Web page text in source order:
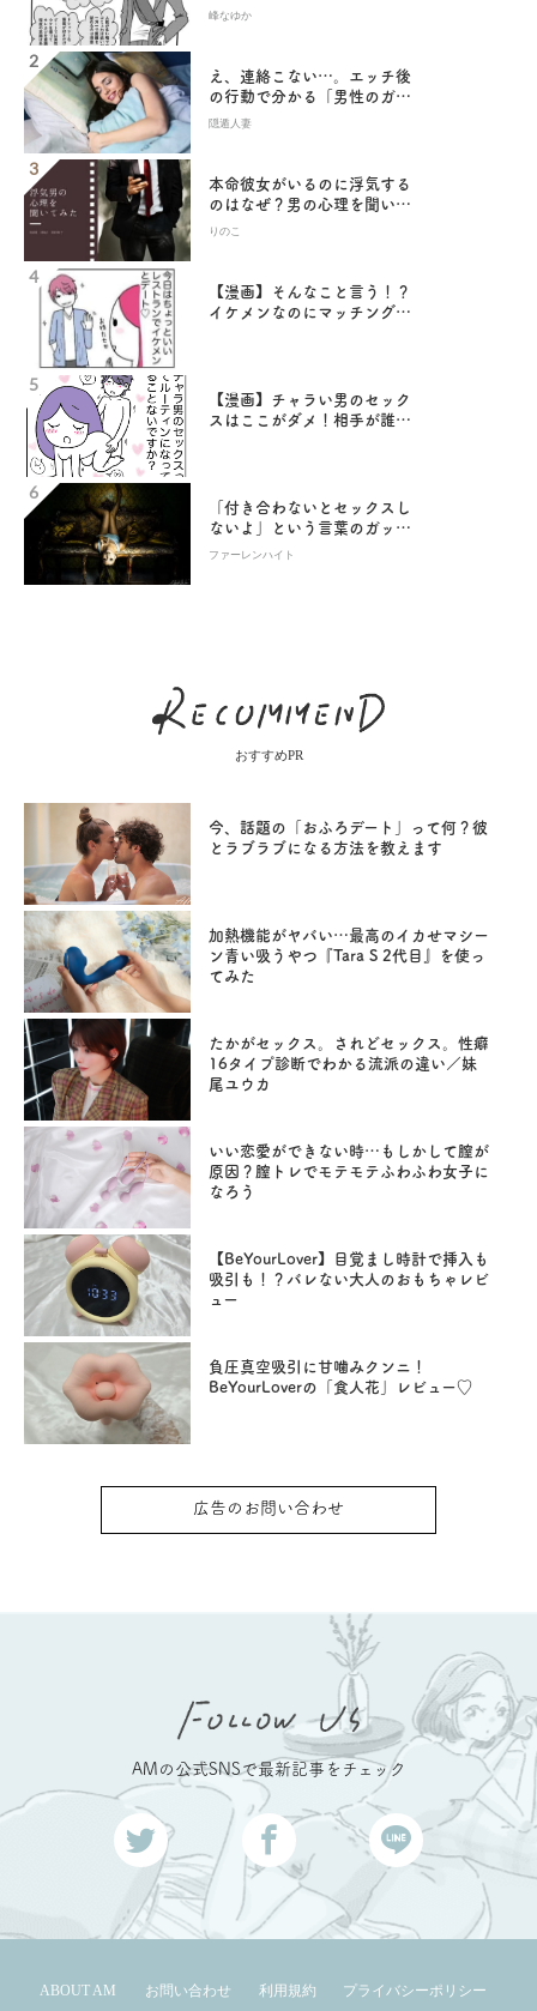
とったか／峰なゆか・卒業♡
峰なゆか
え、連絡こない…。エッチ後
の行動で分かる「男性のガチ
恋度」
隠遁人妻
本命彼女がいるのに浮気する
のはなぜ？男の心理を聞いて
みた
りのこ
【漫画】そんなこと言う！？
イケメンなのにマッチングア
【漫画】チャラい男のセック
スはここがダメ！相手が誰で
「付き合わないとセックスし
ないよ」という言葉のガッカ
リ感
ファーレンハイト
おすすめPR
今、話題の「おふろデート」って何？彼
とラブラブになる方法を教えます
加熱機能がヤバい…最高のイカせマシー
ン青い吸うやつ『Tara S 2代目』を使っ
てみた
たかがセックス。されどセックス。性癖
16タイプ診断でわかる流派の違い／妹
尾ユウカ
いい恋愛ができない時…もしかして膣が
原因？膣トレでモテモテふわふわ女子に
なろう
【BeYourLover】目覚まし時計で挿入も
吸引も！？バレない大人のおもちゃレビ
ュー
負圧真空吸引に甘噛みクンニ！
BeYourLoverの「食人花」レビュー♡
広告のお問い合わせ
AMの公式SNSで最新記事をチェック
ABOUT AM お問い合わせ 利用規約 プライバシーポリシー